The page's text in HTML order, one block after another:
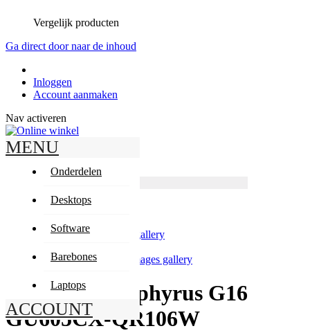
Vergelijk producten
Ga direct door naar de inhoud
Inloggen
Account aanmaken
Nav activeren
MENU
Onderdelen
Desktops
Software
Barebones
Laptops
ACCOUNT
Zoeken
Zoeken
Geavanceerd zoeken
Mijn winkelwagen
Skip to the end of the images gallery
Skip to the beginning of the images gallery
Asus ROG Zephyrus G16
GU605CX-QR106W